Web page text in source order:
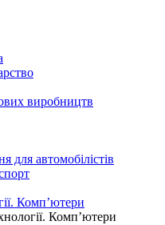
виробництв
для автомобілістів
Комп’ютери
Комп’ютери